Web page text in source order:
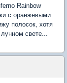
Rainbow
с оранжевыми
полосок, хотя
свете...